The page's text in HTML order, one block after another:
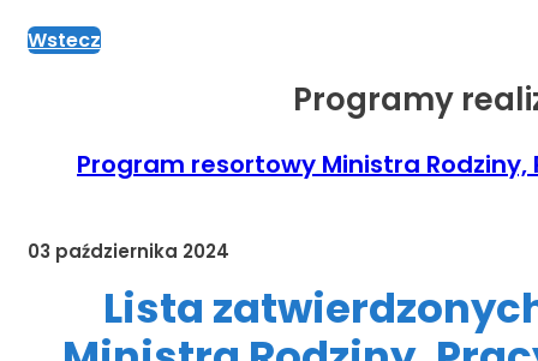
Wstecz
Programy
Program resortowy Ministra
03 października 2024
Lista